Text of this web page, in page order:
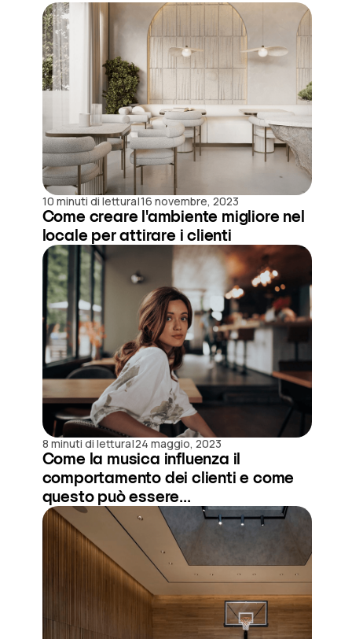
10 minuti di lettura|16 novembre, 2023
Come creare l'ambiente migliore nel
locale per attirare i clienti
8 minuti di lettura|24 maggio, 2023
Come la musica influenza il
comportamento dei clienti e come
questo può essere...